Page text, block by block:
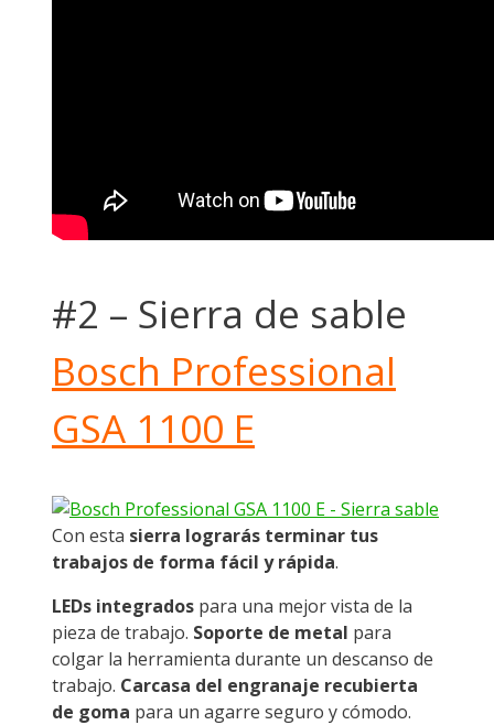
#2 – Sierra de sable
Bosch Professional
GSA 1100 E
Con esta sierra lograrás terminar tus
trabajos de forma fácil y rápida.
LEDs integrados para una mejor vista de la
pieza de trabajo. Soporte de metal para
colgar la herramienta durante un descanso de
trabajo. Carcasa del engranaje recubierta
de goma para un agarre seguro y cómodo.